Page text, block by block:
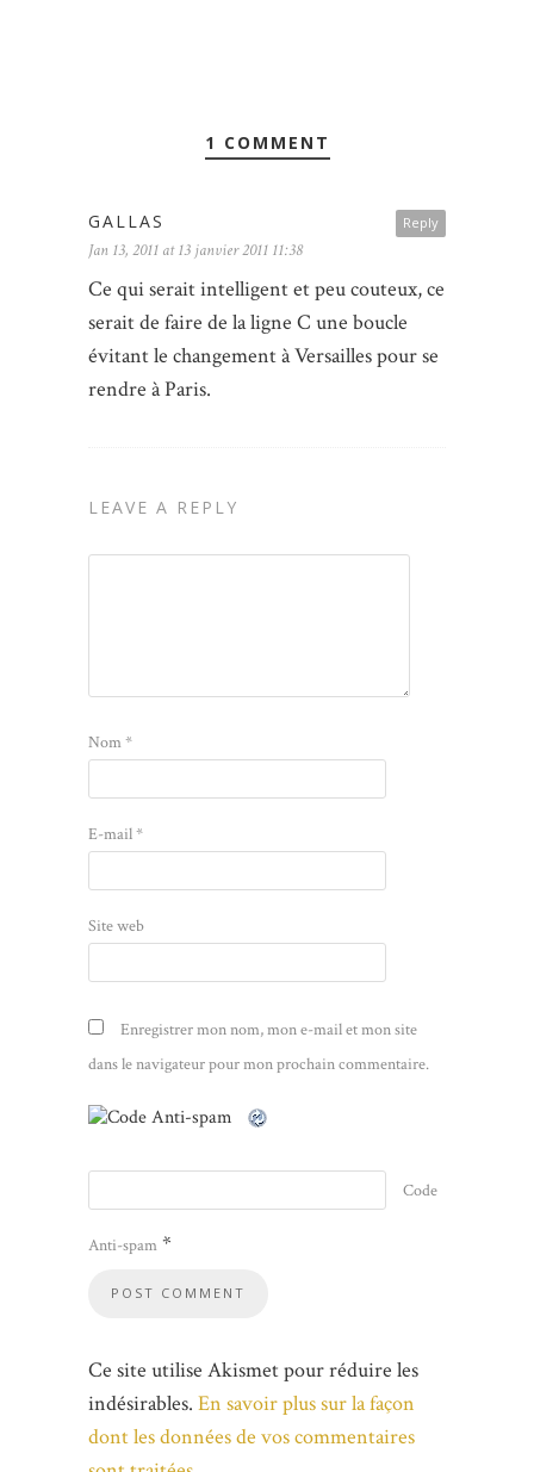
1 COMMENT
Reply
GALLAS
Jan 13, 2011 at 13 janvier 2011 11:38
Ce qui serait intelligent et peu couteux, ce
serait de faire de la ligne C une boucle
évitant le changement à Versailles pour se
rendre à Paris.
LEAVE A REPLY
Nom*
E-mail*
Site web
Enregistrer mon nom, mon e-mail et mon site
dans le navigateur pour mon prochain commentaire.
Code
Anti-spam *
Ce site utilise Akismet pour réduire les
indésirables. En savoir plus sur la façon
dont les données de vos commentaires